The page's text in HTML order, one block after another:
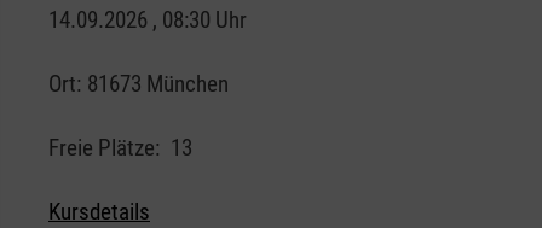
14.09.2026 , 08:30 Uhr
Ort: 81673 München
Freie Plätze: 13
Kursdetails